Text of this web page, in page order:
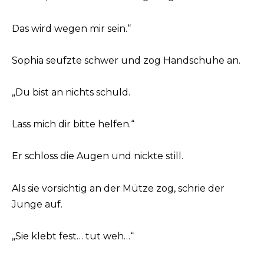
Das wird wegen mir sein.“
Sophia seufzte schwer und zog Handschuhe an.
„Du bist an nichts schuld.
Lass mich dir bitte helfen.“
Er schloss die Augen und nickte still.
Als sie vorsichtig an der Mütze zog, schrie der
Junge auf.
„Sie klebt fest… tut weh…“